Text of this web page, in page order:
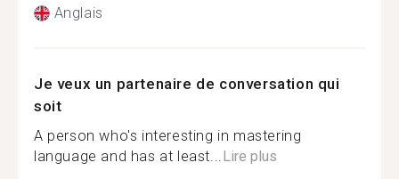
Anglais
Je veux un partenaire de conversation qui
soit
A person who's interesting in mastering
language and has at least...Lire plus